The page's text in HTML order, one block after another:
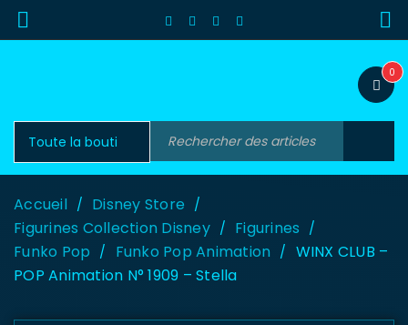
0
Accueil / Disney Store /
Figurines Collection Disney / Figurines /
Funko Pop / Funko Pop Animation / WINX CLUB –
POP Animation N° 1909 – Stella